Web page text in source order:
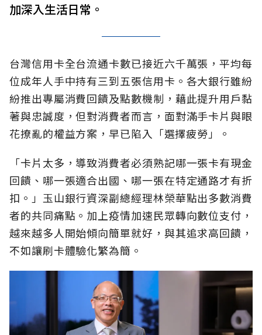
加深入生活日常。
台灣信用卡全台流通卡數已接近六千萬張，平均每
位成年人手中持有三到五張信用卡。各大銀行雖紛
紛推出專屬消費回饋及點數機制，藉此提升用戶黏
著與忠誠度，但對消費者而言，面對滿手卡片與眼
花撩亂的權益方案，早已陷入「選擇疲勞」。
「卡片太多，導致消費者必須熟記哪一張卡有現金
回饋、哪一張適合出國、哪一張在特定通路才有折
扣。」玉山銀行資深副總經理林榮華點出多數消費
者的共同痛點。加上疫情加速民眾轉向數位支付，
越來越多人開始傾向簡單就好，與其追求高回饋，
不如讓刷卡體驗化繁為簡。